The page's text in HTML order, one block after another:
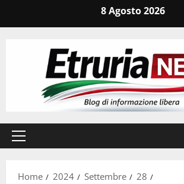
8 Agosto 2026
Menu
Home
2024 Settembre
28